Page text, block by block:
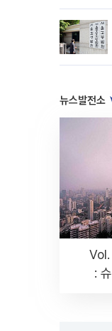
뉴스발전소
: